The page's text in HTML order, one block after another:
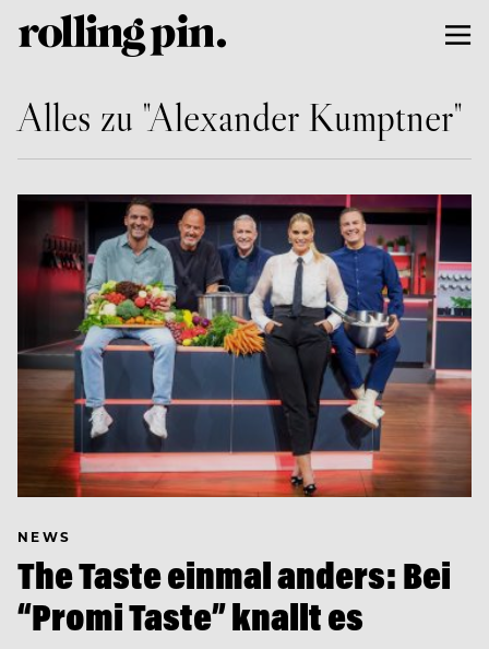
Alles zu "Alexander Kumptner"
NEWS
The Taste einmal anders: Bei
“Promi Taste” knallt es